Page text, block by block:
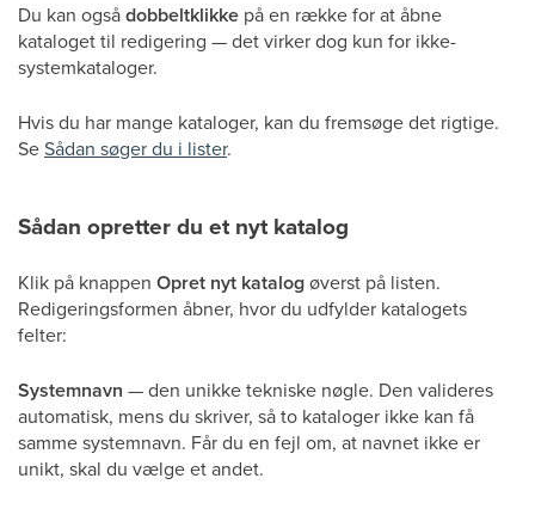
Du kan ogsådobbeltklikke på en række for at åbne
kataloget til redigering — det virker dog kun for ikke-
systemkataloger.
Hvis du har mange kataloger, kan du fremsøge det rigtige.
SeSådan søger du i lister.
Sådan opretter du et nyt katalog
Klik på knappen Opret nyt katalogøverst på listen.
Redigeringsformen åbner, hvor du udfylder katalogets
felter:
Systemnavn — den unikke tekniske nøgle. Den valideres
automatisk, mens du skriver, så to kataloger ikke kan få
samme systemnavn. Får du en fejl om, at navnet ikke er
unikt, skal du vælge et andet.